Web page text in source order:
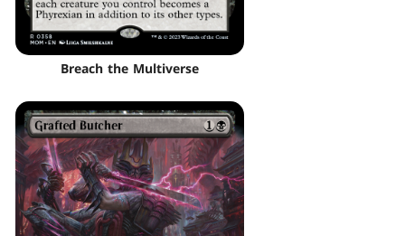
Breach the Multiverse